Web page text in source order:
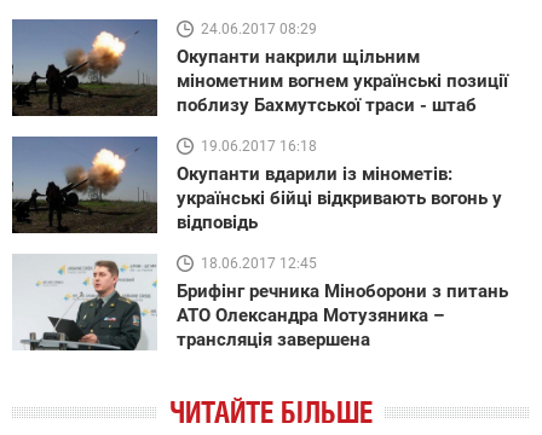
24.06.2017 08:29
Окупанти накрили щільним
мінометним вогнем українські позиції
поблизу Бахмутської траси - штаб
19.06.2017 16:18
Окупанти вдарили із мінометів:
українські бійці відкривають вогонь у
відповідь
18.06.2017 12:45
Брифінг речника Міноборони з питань
АТО Олександра Мотузяника –
трансляція завершена
ЧИТАЙТЕ БІЛЬШЕ